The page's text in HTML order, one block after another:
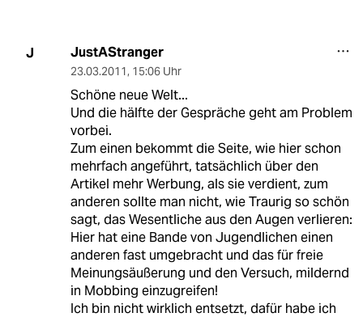
J JustAStranger
23.03.2011, 15:06 Uhr
Schöne neue Welt...
Und die hälfte der Gespräche geht am Problem
vorbei.
Zum einen bekommt die Seite, wie hier schon
mehrfach angeführt, tatsächlich über den
Artikel mehr Werbung, als sie verdient, zum
anderen sollte man nicht, wie Traurig so schön
sagt, das Wesentliche aus den Augen verlieren:
Hier hat eine Bande von Jugendlichen einen
anderen fast umgebracht und das für freie
Meinungsäußerung und den Versuch, mildernd
in Mobbing einzugreifen!
Ich bin nicht wirklich entsetzt, dafür habe ich